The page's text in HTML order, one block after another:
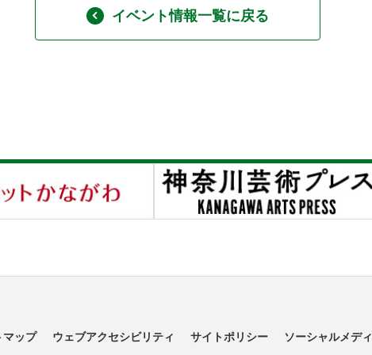
イベント情報一覧に戻る
マップ ウェブアクセシビリティ サイトポリシー ソーシャルメデ